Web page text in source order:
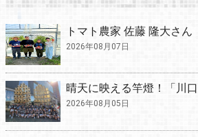
トマト農家 佐藤 隆大さん
2026年08月07日
晴天に映える竿燈！「川口
2026年08月05日